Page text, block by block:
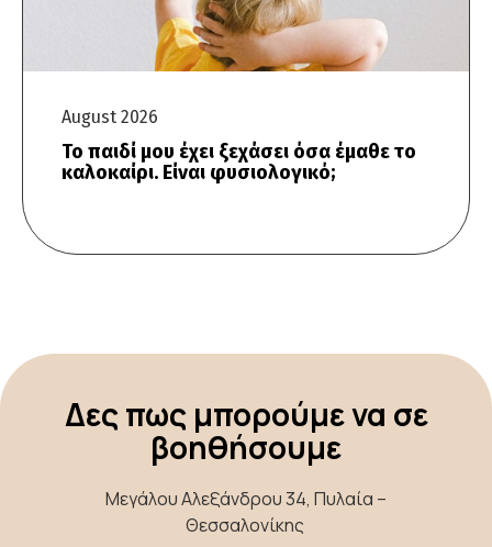
August 2026
Το παιδί μου έχει ξεχάσει όσα έμαθε το
καλοκαίρι. Είναι φυσιολογικό;
Δες πως μπορούμε να σε
βοηθήσουμε
Μεγάλου Αλεξάνδρου 34, Πυλαία –
Θεσσαλονίκης